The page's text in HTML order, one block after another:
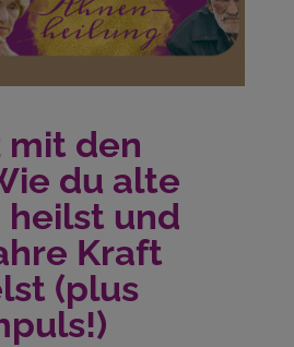
mit den
du alte
und
Kraft
(plus